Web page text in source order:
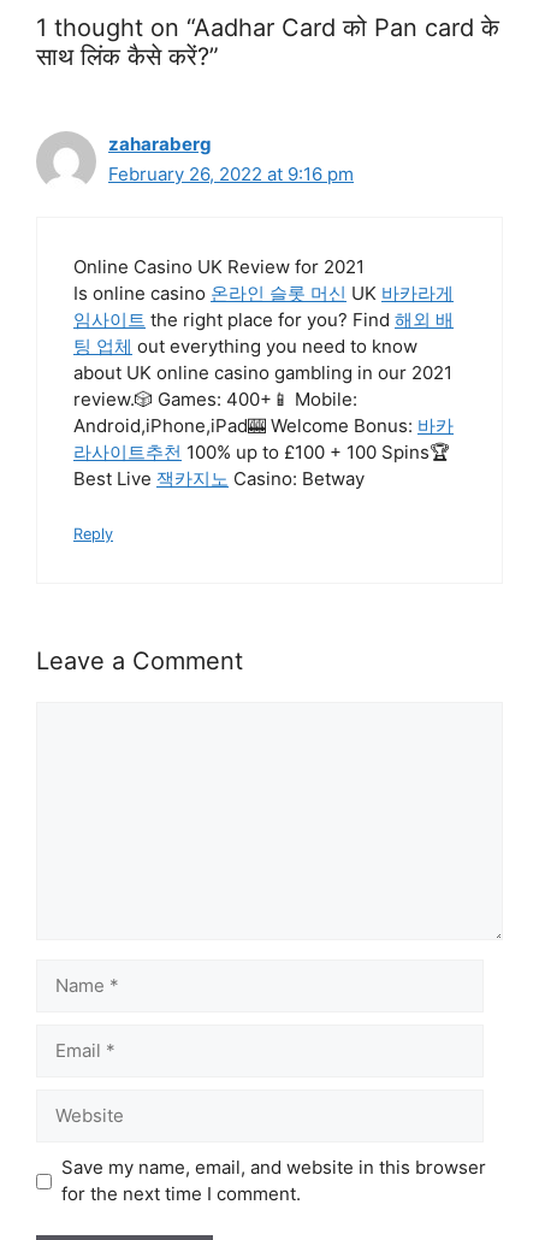
1 thought on “Aadhar Card को Pan card के
साथ लिंक कैसे करें?”
zaharaberg
February 26, 2022 at 9:16 pm
Online Casino UK Review for 2021
Is online casino 온라인 슬롯 머신 UK 바카라게
임사이트 the right place for you? Find 해외 배
팅 업체 out everything you need to know
about UK online casino gambling in our 2021
review.🎲 Games: 400+📱 Mobile:
Android,iPhone,iPad🎰 Welcome Bonus: 바카
라사이트추천 100% up to £100 + 100 Spins🏆
Best Live 잭카지노 Casino: Betway
Reply
Leave a Comment
Save my name, email, and website in this browser
for the next time I comment.